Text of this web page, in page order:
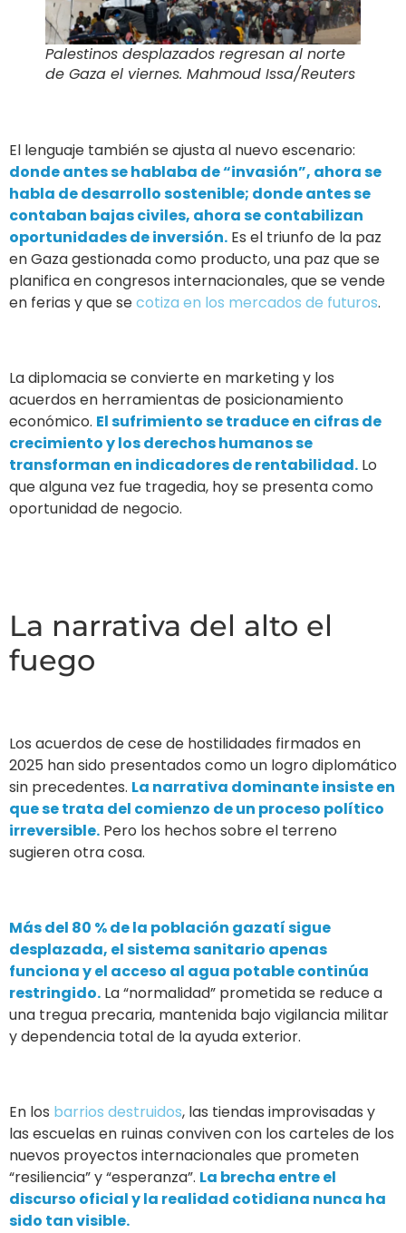
Palestinos desplazados regresan al norte
de Gaza el viernes. Mahmoud Issa/Reuters
El lenguaje también se ajusta al nuevo escenario:
donde antes se hablaba de “invasión”, ahora se
habla de desarrollo sostenible; donde antes se
contaban bajas civiles, ahora se contabilizan
oportunidades de inversión. Es el triunfo de la paz
en Gaza gestionada como producto, una paz que se
planifica en congresos internacionales, que se vende
en ferias y que secotiza en los mercados de futuros.
La diplomacia se convierte en marketing y los
acuerdos en herramientas de posicionamiento
económico. El sufrimiento se traduce en cifras de
crecimiento y los derechos humanos se
transforman en indicadores de rentabilidad. Lo
que alguna vez fue tragedia, hoy se presenta como
oportunidad de negocio.
La narrativa del alto el
fuego
Los acuerdos de cese de hostilidades firmados en
2025 han sido presentados como un logro diplomático
sin precedentes. La narrativa dominante insiste en
que se trata del comienzo de un proceso político
irreversible. Pero los hechos sobre el terreno
sugieren otra cosa.
Más del 80 % de la población gazatí sigue
desplazada, el sistema sanitario apenas
funciona y el acceso al agua potable continúa
restringido. La “normalidad” prometida se reduce a
una tregua precaria, mantenida bajo vigilancia militar
y dependencia total de la ayuda exterior.
En los barrios destruidos, las tiendas improvisadas y
las escuelas en ruinas conviven con los carteles de los
nuevos proyectos internacionales que prometen
“resiliencia” y “esperanza”. La brecha entre el
discurso oficial y la realidad cotidiana nunca ha
sido tan visible.